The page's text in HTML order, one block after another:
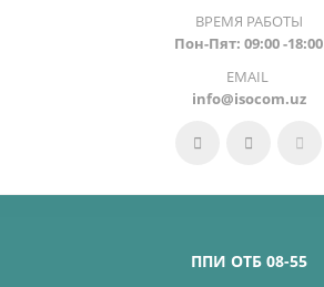
ВРЕМЯ РАБОТЫ
Пон-Пят: 09:00 -18:00
EMAIL
info@isocom.uz
ППИ ОТБ 08-55